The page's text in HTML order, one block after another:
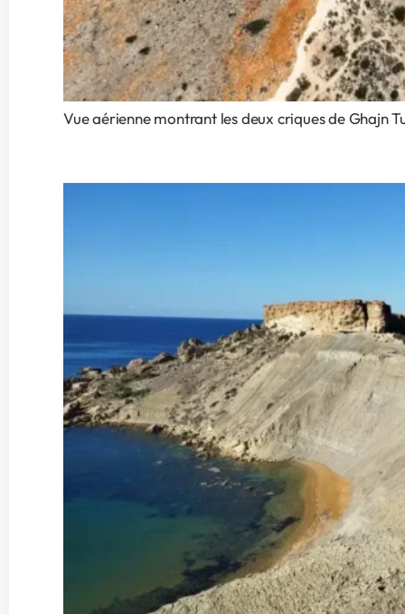
Vue aérienne montrant les deux criques de Ghajn